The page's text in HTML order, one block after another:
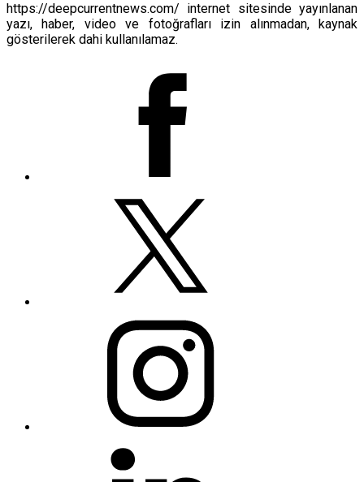
https://deepcurrentnews.com/ internet sitesinde yayınlanan
yazı, haber, video ve fotoğrafları izin alınmadan, kaynak
gösterilerek dahi kullanılamaz.